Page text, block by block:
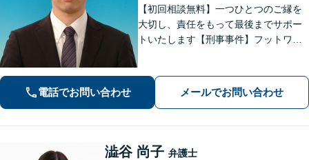
【初回相談無料】一つひとつのご縁を
大切し、責任をもって最後までサポー
トいたします【刑事事件】フットワー
題】経済面やお子さまの将来を見据
え、納得できる解決策を提案【元町駅4
電話でお問い合わせ メールでお問い合わせ
澁谷 尚子 弁護士